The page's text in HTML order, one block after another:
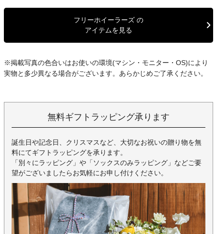
さらに、左裾ポケット裏に縫い付けられたユニオンチケットなど、
細部に至るまでヴィンテージワークウェアのディテールを忠実に再
FREEWHEELERSならではの高い再現性と作り込みを存分に感じら
梱包には十分注意しておりますが、値札や箱の破損による返品・交
フリーホイーラーズ の
アイテムを見る
※掲載写真の色合いはお使いの環境(マシン・モニター・OS)により
実物と多少異なる場合がございます。あらかじめご了承ください。
無料ギフトラッピング承ります
誕生日や記念日、クリスマスなど、大切なお祝いの贈り物を無
料にてギフトラッピングを承ります。
「別々にラッピング」や「ソックスのみラッピング」などご要
望がございましたらお気軽にお申し付けください。